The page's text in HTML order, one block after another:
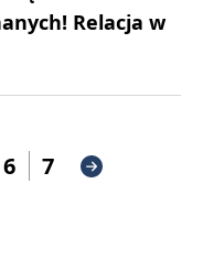
Relacja w
6 7